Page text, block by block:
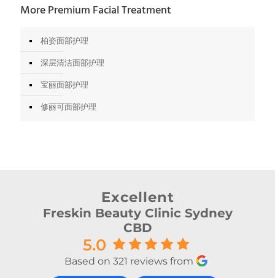
More Premium Facial Treatment
柏姿面部护理
深层清洁面部护理
宝丽面部护理
修丽可面部护理
Excellent
Freskin Beauty Clinic Sydney
CBD
5.0
Based on 321 reviews from